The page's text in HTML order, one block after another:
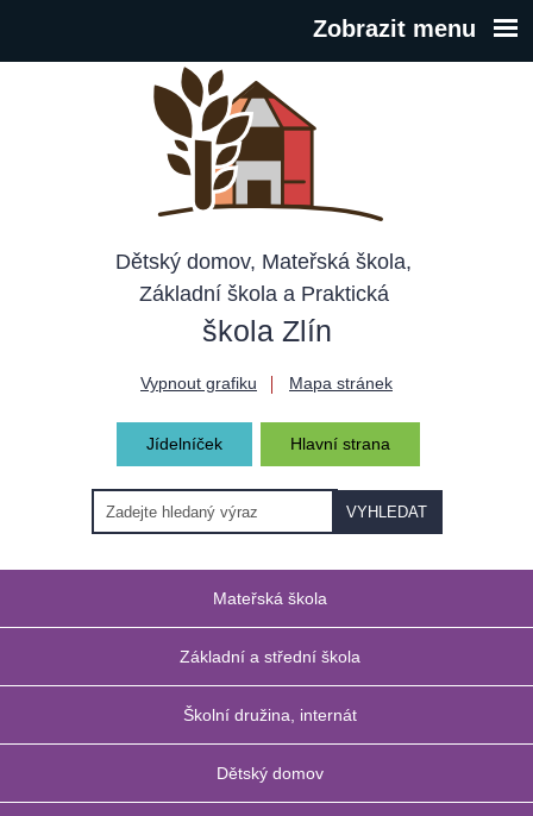
Zobrazit menu
Dětský domov, Mateřská škola,
Základní škola a Praktická
škola Zlín
Vypnout grafiku Mapa stránek
Jídelníček Hlavní strana
VYHLEDAT
Mateřská škola
Základní a střední škola
Školní družina, internát
Dětský domov